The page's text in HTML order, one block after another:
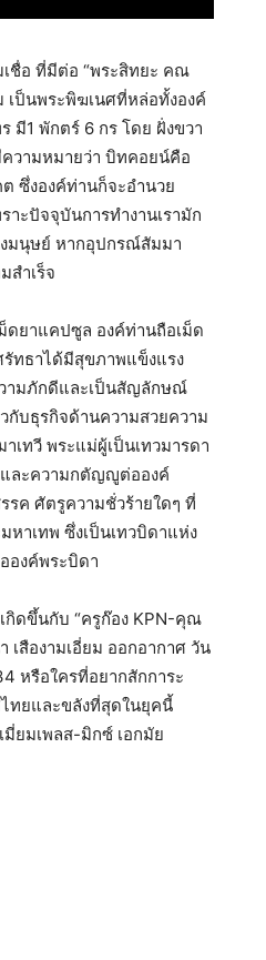
เชื่อ ที่มีต่อ “พระสิทยะ คณ
เป็นพระพิฆเนศที่หล่อทั้งองค์
มี1 พักตร์ 6 กร โดย ฝั่งขวา
วามหมายว่า บิทคอยน์คือ
ซึ่งองค์ท่านก็จะอำนวย
ะปัจจุบันการทำงานเรามัก
งมนุษย์ หากอุปกรณ์สัมมา
สำเร็จ
ดยาแคปซูล องค์ท่านถือเม็ด
ทธาได้มีสุขภาพแข็งแรง
ามภักดีและเป็นสัญลักษณ์
กับธุรกิจด้านความสวยความ
เทวี พระแม่ผู้เป็นเทวมารดา
และความกตัญญูต่อองค์
รค ศัตรูความชั่วร้ายใดๆ ที่
าเทพ ซึ่งเป็นเทวบิดาแห่ง
องค์พระบิดา
กิดขึ้นกับ “ครูก๊อง KPN-คุณ
สืองามเอี่ยม ออกอากาศ วัน
หรือใครที่อยากสักการะ
ทยและขลังที่สุดในยุคนี้
ยมเพลส-มิกซ์ เอกมัย